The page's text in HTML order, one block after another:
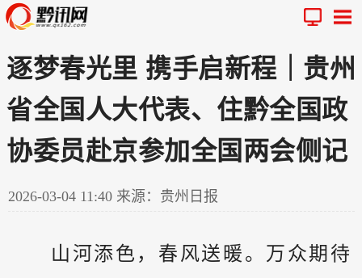
逐梦春光里 携手启新程｜贵州
省全国人大代表、住黔全国政
协委员赴京参加全国两会侧记
2026-03-04 11:40 来源：贵州日报
山河添色，春风送暖。万众期待